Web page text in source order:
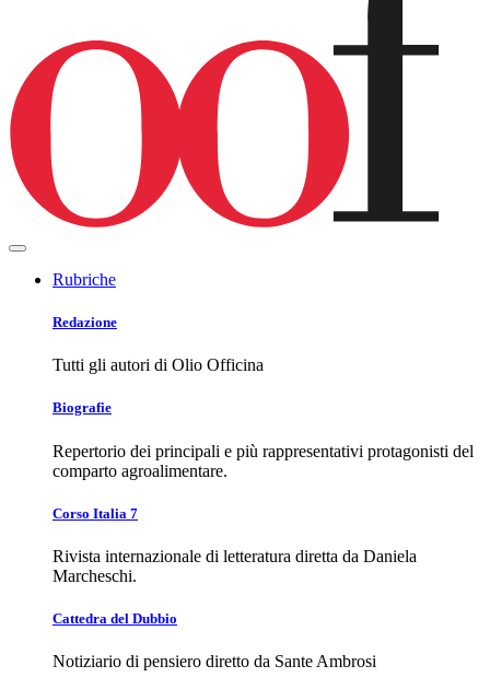
Rubriche
Redazione
Tutti gli autori di Olio Officina
Biografie
Repertorio dei principali e più rappresentativi protagonisti del
comparto agroalimentare.
Corso Italia 7
Rivista internazionale di letteratura diretta da Daniela
Marcheschi.
Cattedra del Dubbio
Notiziario di pensiero diretto da Sante Ambrosi